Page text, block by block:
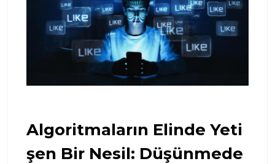
Algoritmaların Elinde Yeti
Şen Bir Nesil: Düşünmede